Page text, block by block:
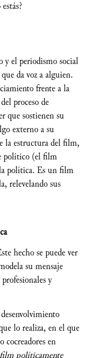
y el periodismo social
da voz a alguien.
frente a la
proceso de
que sostienen su
externo a su
la estructura del film,
político (el film
política. Es un film
relevelando sus
hecho se puede ver
su mensaje
y
lo realiza, en el que
cocreadores en